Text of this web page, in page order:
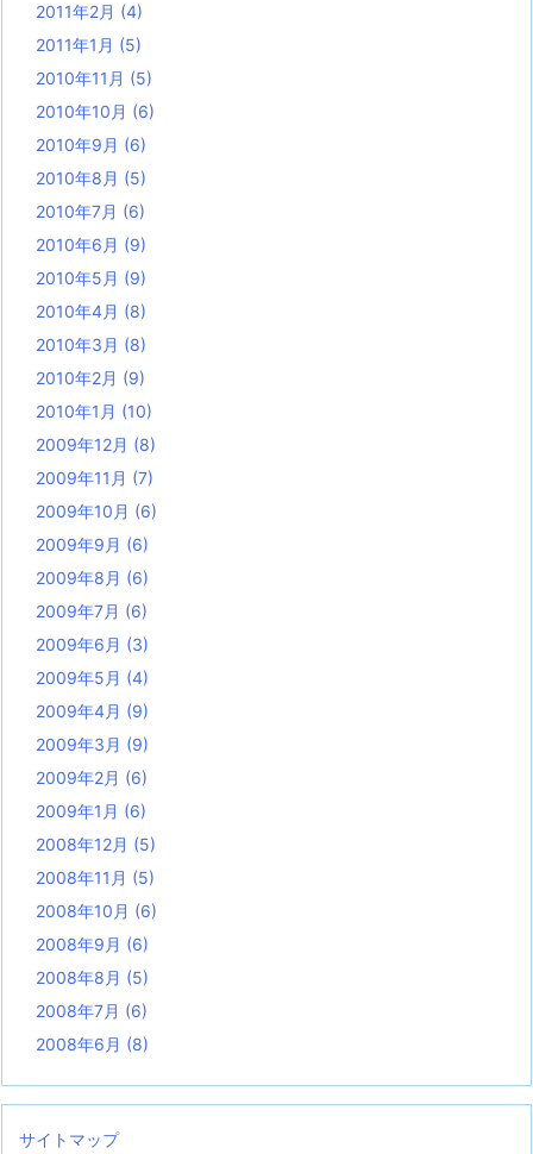
2011年2月 (4)
2011年1月 (5)
2010年11月 (5)
2010年10月 (6)
2010年9月 (6)
2010年8月 (5)
2010年7月 (6)
2010年6月 (9)
2010年5月 (9)
2010年4月 (8)
2010年3月 (8)
2010年2月 (9)
2010年1月 (10)
2009年12月 (8)
2009年11月 (7)
2009年10月 (6)
2009年9月 (6)
2009年8月 (6)
2009年7月 (6)
2009年6月 (3)
2009年5月 (4)
2009年4月 (9)
2009年3月 (9)
2009年2月 (6)
2009年1月 (6)
2008年12月 (5)
2008年11月 (5)
2008年10月 (6)
2008年9月 (6)
2008年8月 (5)
2008年7月 (6)
2008年6月 (8)
サイトマップ